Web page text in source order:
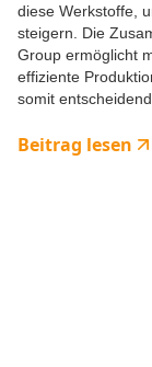
diese Werkstoffe,
steigern. Die
Group ermöglicht
effiziente
somit
Beitrag lesen